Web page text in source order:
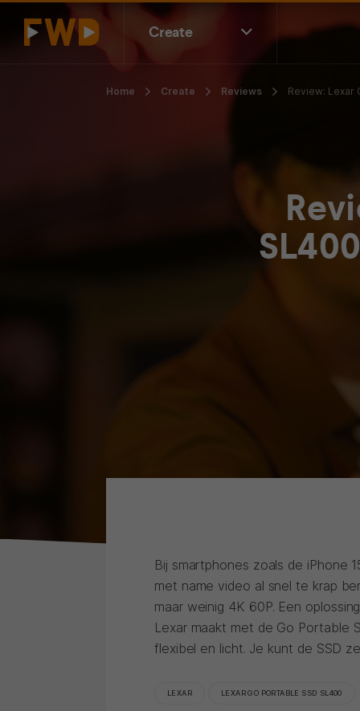
Create
Home Create Reviews Review: Lexar
Bij smartphones zoals de iPhone
met name video al snel te krap
maar weinig 4K 60P. Een
Lexar maakt met de Go Portable
flexibel en licht. Je kunt de SSD
LEXAR LEXAR GO PORTABLE SSD SL400